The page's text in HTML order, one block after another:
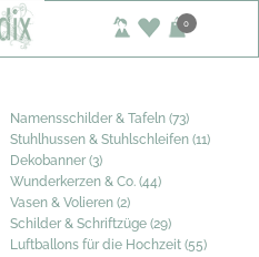
0
Namensschilder & Tafeln (73)
Stuhlhussen & Stuhlschleifen (11)
Dekobanner (3)
Wunderkerzen & Co. (44)
Vasen & Volieren (2)
Schilder & Schriftzüge (29)
Luftballons für die Hochzeit (55)